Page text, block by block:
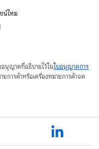
น์ไหม
อนุญาตที่อธิบายไว้ในใบอนุญาตการ
การค้าหรือเครื่องหมายการค้าจด